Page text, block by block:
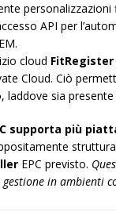
API per
cloud FitRegister
Cloud. Ciò
sia
supporta più
EPC previsto.
in ambienti